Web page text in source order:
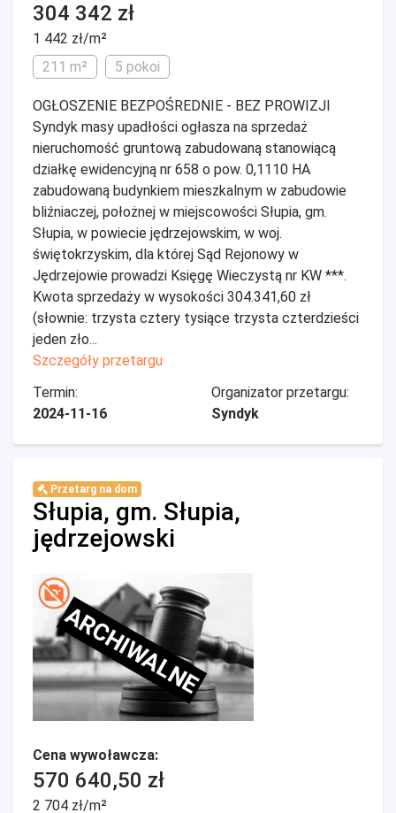
304 342 zł
1 442 zł/m²
211 m²
5 pokoi
OGŁOSZENIE BEZPOŚREDNIE - BEZ PROWIZJI
Syndyk masy upadłości ogłasza na sprzedaż
nieruchomość gruntową zabudowaną stanowiącą
działkę ewidencyjną nr 658 o pow. 0,1110 HA
zabudowaną budynkiem mieszkalnym w zabudowie
bliźniaczej, położnej w miejscowości Słupia, gm.
Słupia, w powiecie jędrzejowskim, w woj.
świętokrzyskim, dla której Sąd Rejonowy w
Jędrzejowie prowadzi Księgę Wieczystą nr KW ***.
Kwota sprzedaży w wysokości 304.341,60 zł
(słownie: trzysta cztery tysiące trzysta czterdzieści
jeden zło...
Szczegóły przetargu
Termin:
2024-11-16
Organizator przetargu:
Syndyk
Przetarg na dom
Słupia, gm. Słupia,
jędrzejowski
ARCHIWALNE
Cena wywoławcza:
570 640,50 zł
2 704 zł/m²